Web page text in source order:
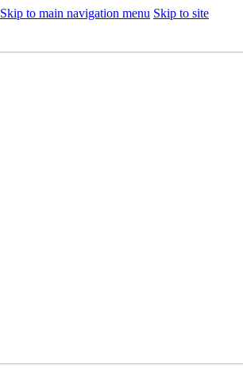
Skip to main navigation menu Skip to site